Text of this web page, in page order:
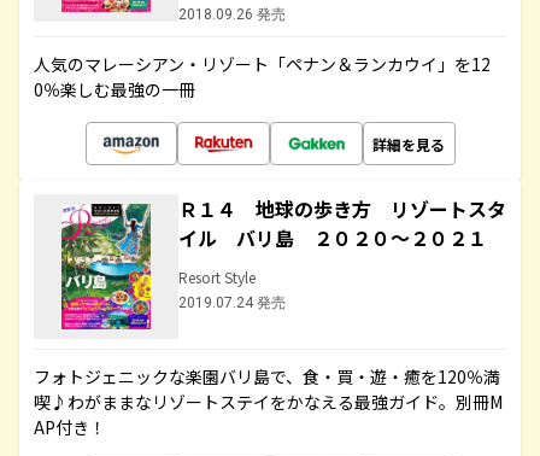
2018.09.26 発売
人気のマレーシアン・リゾート「ペナン＆ランカウイ」を12
0％楽しむ最強の一冊
詳細を見る
Ｒ１４ 地球の歩き方 リゾートスタ
イル バリ島 ２０２０～２０２１
Resort Style
2019.07.24 発売
フォトジェニックな楽園バリ島で、食・買・遊・癒を120％満
喫♪わがままなリゾートステイをかなえる最強ガイド。別冊M
AP付き！